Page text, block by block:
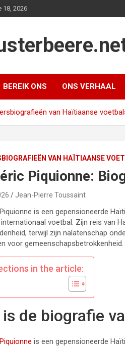
18, 2026
BEREIK ONS ONS VERHAAL
van Haïtiaanse
VAN HAÏTIAANSE
Piquionne:
Jean-Pierre Toussaint
is een gepensioneerde
voetbal. Zijn reis van
terwijl zijn nalatenschap
voor gemeenschapsbetrokkenheid.
in the article:
de biografie
is een gepensioneerde